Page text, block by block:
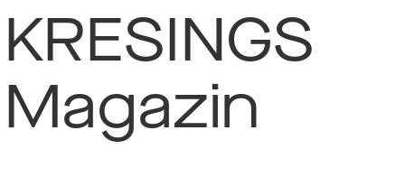
KRESINGS
Magazin